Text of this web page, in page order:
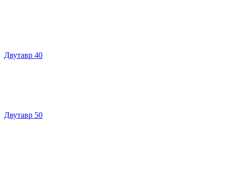
Двутавр 40
Двутавр 50